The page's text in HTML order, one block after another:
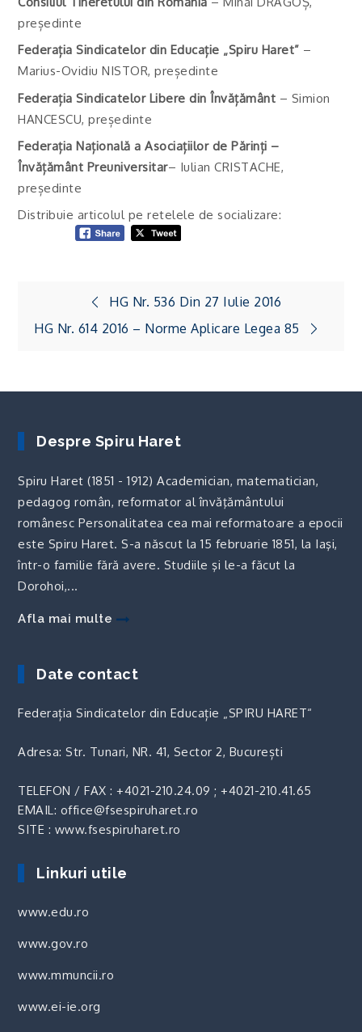
președinte
Federația Sindicatelor din Educație „Spiru Haret” –
Marius-Ovidiu NISTOR, președinte
Federația Sindicatelor Libere din Învățământ – Simion
HANCESCU, președinte
Federația Națională a Asociațiilor de Părinți –
Învățământ Preuniversitar– Iulian CRISTACHE,
președinte
Distribuie articolul pe retelele de socializare:
Navigare
HG Nr. 536 Din 27 Iulie 2016
HG Nr. 614 2016 – Norme Aplicare Legea 85
Despre Spiru Haret
Spiru Haret (1851 - 1912) Academician, matematician,
pedagog român, reformator al învăţământului
românesc Personalitatea cea mai reformatoare a epocii
este Spiru Haret. S-a născut la 15 februarie 1851, la Iaşi,
într-o familie fără avere. Studiile şi le-a făcut la
Dorohoi,...
Afla mai multe
Date contact
Federația Sindicatelor din Educație „SPIRU HARET“
Adresa: Str. Tunari, NR. 41, Sector 2, București
TELEFON / FAX :+4021-210.24.09 ;+4021-210.41.65
EMAIL: office@fsespiruharet.ro
SITE : www.fsespiruharet.ro
Linkuri utile
www.edu.ro
www.gov.ro
www.mmuncii.ro
www.ei-ie.org